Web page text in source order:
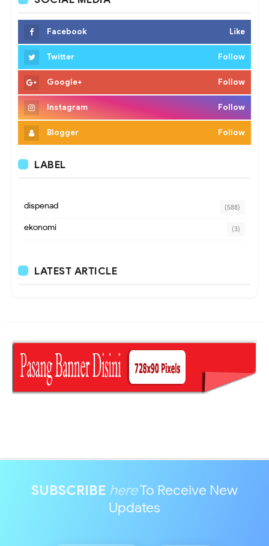
Facebook Like
Twitter Follow
Google+ Follow
Instagram Follow
Blogger Follow
LABEL
dispenad (588)
ekonomi (3)
LATEST ARTICLE
SUBSCRIBE hereTo Receive New
Updates